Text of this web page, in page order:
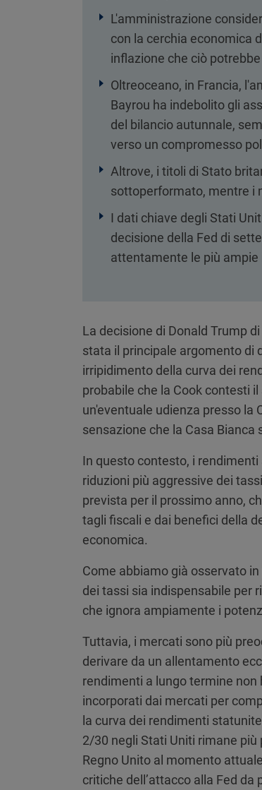
L'amministrazione
con la cerchia economica
inflazione che ciò
Oltreoceano, in Francia,
Bayrou ha indebolito gli
del bilancio autunnale,
verso un compromesso
Altrove, i titoli di Stato
sottoperformato, mentre i
I dati chiave degli Stati
decisione della Fed di
attentamente le più
La decisione di Donald Trump
stata il principale argomento di
irripidimento della curva dei
probabile che la Cook contesti
un'eventuale udienza presso la
sensazione che la Casa Bianca
In questo contesto, i
riduzioni più aggressive dei
prevista per il prossimo anno,
tagli fiscali e dai benefici della
economica.
Come abbiamo già osservato
dei tassi sia indispensabile per
che ignora ampiamente i
Tuttavia, i mercati sono più
derivare da un allentamento
rendimenti a lungo termine
incorporati dai mercati per
la curva dei rendimenti
2/30 negli Stati Uniti rimane più
Regno Unito al momento
critiche dell’attacco alla Fed